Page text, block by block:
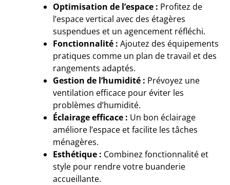
Optimisation de l’espace : Profitez de
l’espace vertical avec des étagères
suspendues et un agencement réfléchi.
Fonctionnalité : Ajoutez des équipements
pratiques comme un plan de travail et des
rangements adaptés.
Gestion de l’humidité : Prévoyez une
ventilation efficace pour éviter les
problèmes d’humidité.
Éclairage efficace : Un bon éclairage
améliore l’espace et facilite les tâches
ménagères.
Esthétique : Combinez fonctionnalité et
style pour rendre votre buanderie
accueillante.